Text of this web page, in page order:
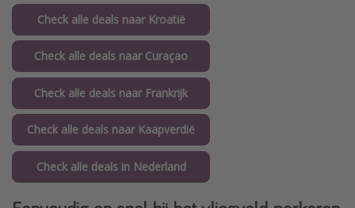
Check alle deals naar Kroatië
Check alle deals naar Curaçao
Check alle deals naar Frankrijk
Check alle deals naar Kaapverdië
Check alle deals in Nederland